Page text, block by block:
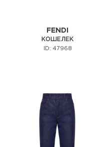
FENDI
КОШЕЛЕК
ID: 47968